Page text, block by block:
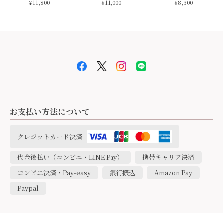
ます。インスタで確認したら最後のアミエットとの事で大事
ってください。 成長楽しみですね！ ありがとう
¥11,800
¥11,000
¥8,300
お支払い方法について
クレジットカード決済
代金後払い（コンビニ・LINE Pay）
携帯キャリア決済
コンビニ決済・Pay-easy
銀行振込
Amazon Pay
Paypal